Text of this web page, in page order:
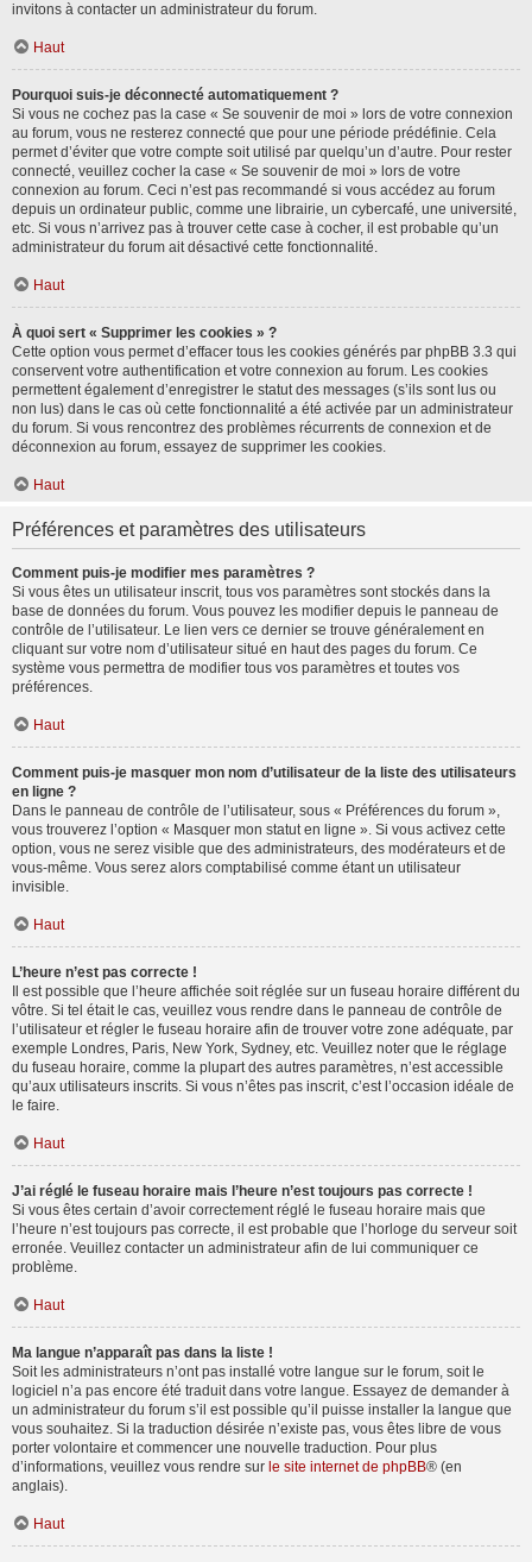
invitons à contacter un administrateur du forum.
Haut
Pourquoi suis-je déconnecté automatiquement ?
Si vous ne cochez pas la case « Se souvenir de moi » lors de votre connexion
au forum, vous ne resterez connecté que pour une période prédéfinie. Cela
permet d’éviter que votre compte soit utilisé par quelqu’un d’autre. Pour rester
connecté, veuillez cocher la case « Se souvenir de moi » lors de votre
connexion au forum. Ceci n’est pas recommandé si vous accédez au forum
depuis un ordinateur public, comme une librairie, un cybercafé, une université,
etc. Si vous n’arrivez pas à trouver cette case à cocher, il est probable qu’un
administrateur du forum ait désactivé cette fonctionnalité.
Haut
À quoi sert « Supprimer les cookies » ?
Cette option vous permet d’effacer tous les cookies générés par phpBB 3.3 qui
conservent votre authentification et votre connexion au forum. Les cookies
permettent également d’enregistrer le statut des messages (s’ils sont lus ou
non lus) dans le cas où cette fonctionnalité a été activée par un administrateur
du forum. Si vous rencontrez des problèmes récurrents de connexion et de
déconnexion au forum, essayez de supprimer les cookies.
Haut
Préférences et paramètres des utilisateurs
Comment puis-je modifier mes paramètres ?
Si vous êtes un utilisateur inscrit, tous vos paramètres sont stockés dans la
base de données du forum. Vous pouvez les modifier depuis le panneau de
contrôle de l’utilisateur. Le lien vers ce dernier se trouve généralement en
cliquant sur votre nom d’utilisateur situé en haut des pages du forum. Ce
système vous permettra de modifier tous vos paramètres et toutes vos
préférences.
Haut
Comment puis-je masquer mon nom d’utilisateur de la liste des utilisateurs
en ligne ?
Dans le panneau de contrôle de l’utilisateur, sous « Préférences du forum »,
vous trouverez l’option « Masquer mon statut en ligne ». Si vous activez cette
option, vous ne serez visible que des administrateurs, des modérateurs et de
vous-même. Vous serez alors comptabilisé comme étant un utilisateur
invisible.
Haut
L’heure n’est pas correcte !
Il est possible que l’heure affichée soit réglée sur un fuseau horaire différent du
vôtre. Si tel était le cas, veuillez vous rendre dans le panneau de contrôle de
l’utilisateur et régler le fuseau horaire afin de trouver votre zone adéquate, par
exemple Londres, Paris, New York, Sydney, etc. Veuillez noter que le réglage
du fuseau horaire, comme la plupart des autres paramètres, n’est accessible
qu’aux utilisateurs inscrits. Si vous n’êtes pas inscrit, c’est l’occasion idéale de
le faire.
Haut
J’ai réglé le fuseau horaire mais l’heure n’est toujours pas correcte !
Si vous êtes certain d’avoir correctement réglé le fuseau horaire mais que
l’heure n’est toujours pas correcte, il est probable que l’horloge du serveur soit
erronée. Veuillez contacter un administrateur afin de lui communiquer ce
problème.
Haut
Ma langue n’apparaît pas dans la liste !
Soit les administrateurs n’ont pas installé votre langue sur le forum, soit le
logiciel n’a pas encore été traduit dans votre langue. Essayez de demander à
un administrateur du forum s’il est possible qu’il puisse installer la langue que
vous souhaitez. Si la traduction désirée n’existe pas, vous êtes libre de vous
porter volontaire et commencer une nouvelle traduction. Pour plus
d’informations, veuillez vous rendre sur le site internet de phpBB® (en
anglais).
Haut